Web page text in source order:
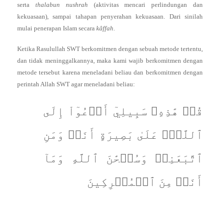
serta thalabun nushrah (aktivitas mencari perlindungan dan
kekuasaan), sampai tahapan penyerahan kekuasaan. Dari sinilah
mulai penerapan Islam secara kâffah
Ketika Rasulullah SWT berkomitmen dengan sebuah metode tertentu,
dan tidak meninggalkannya, maka kami wajib berkomitmen dengan
metode tersebut karena meneladani beliau dan berkomitmen dengan
perintah Allah SWT agar meneladani beliau:
قُلۡ هَٰذِهِۦ سَبِيلِيٓ أَدۡعُوٓاْ إِلَى
ٱللَّهِۚ عَلَىٰ بَصِيرَةٍ أَنَا۠ وَمَنِ
ٱتَّبَعَنِيۖ وَسُبۡحَٰنَ ٱللَّهِ وَمَآ
أَنَا۠ مِنَ ٱلۡمُشۡرِكِينَ